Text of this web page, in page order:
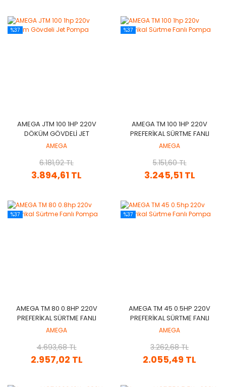
%37
AMEGA JTM 100 1HP 220V
DÖKÜM GÖVDELI JET
POMPA
AMEGA
3.894,61 TL
6.181,92 TL
%37
AMEGA TM 100 1HP 220V
PREFERIKAL SÜRTME FANLI
POMPA
AMEGA
3.245,51 TL
5.151,60 TL
%37
AMEGA TM 80 0.8HP 220V
PREFERIKAL SÜRTME FANLI
POMPA
AMEGA
2.957,02 TL
4.693,68 TL
%37
AMEGA TM 45 0.5HP 220V
PREFERIKAL SÜRTME FANLI
POMPA
AMEGA
2.055,49 TL
3.262,68 TL